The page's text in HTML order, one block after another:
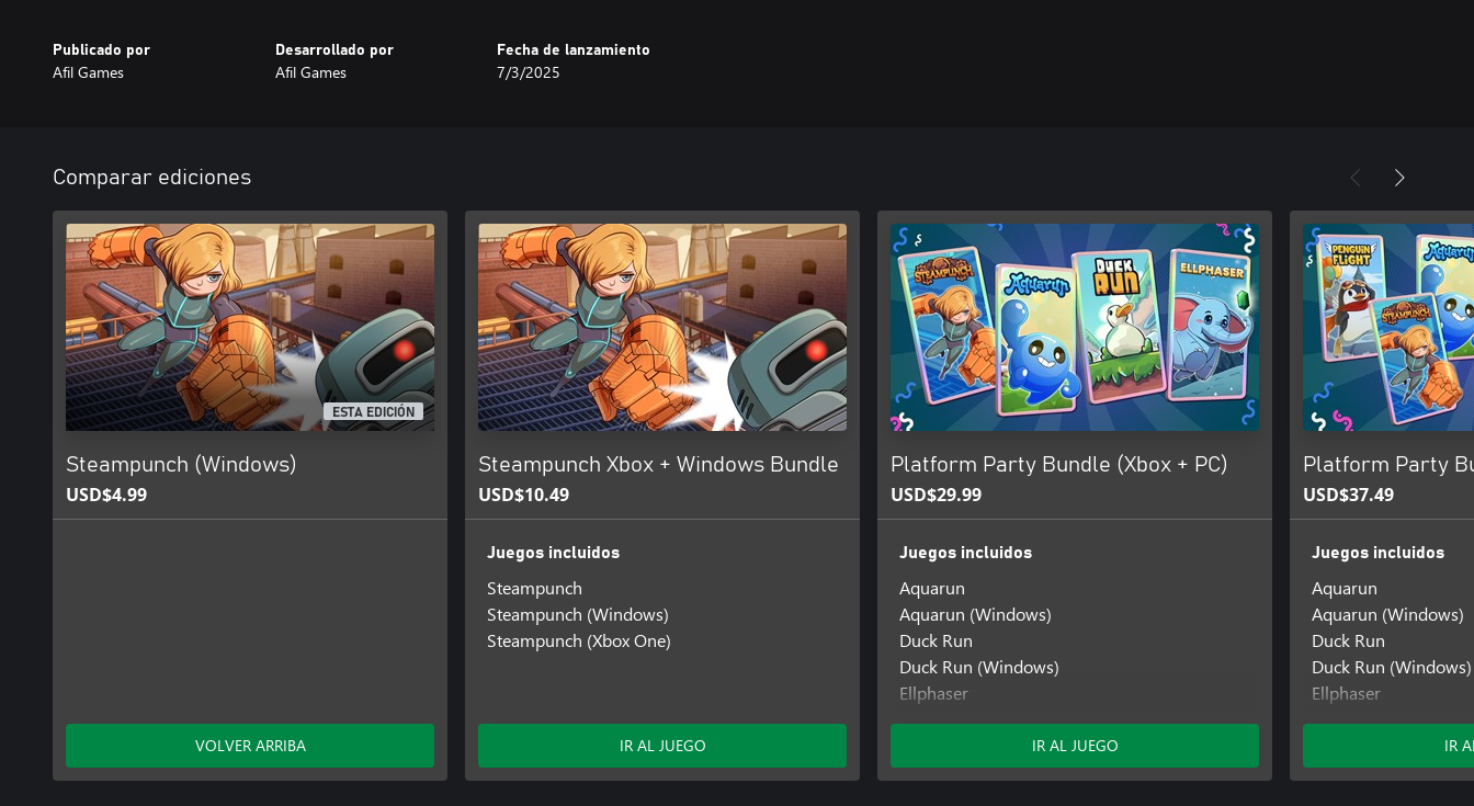
¿LISTO PARA EL DESAFÍO?
Publicado por
Afil Games
Desarrollado por
Afil Games
Fecha de lanzamiento
7/3/2025
Comparar ediciones
ESTA EDICIÓN
Steampunch (Windows)
USD$4.99
VOLVER ARRIBA
Steampunch Xbox + Windows Bundle
USD$10.49
Juegos incluidos
Steampunch
Steampunch (Windows)
Steampunch (Xbox One)
IR AL JUEGO
Platform Party Bundle (Xbox + PC)
USD$29.99
Juegos incluidos
Aquarun
Aquarun (Windows)
Duck Run
Duck Run (Windows)
Ellphaser
Ellphaser (Windows)
Ellphaser (Xbox One)
Steampunch
IR AL JUEGO
Platform Party
USD$37.49
Juegos incluidos
Aquarun
Aquarun (Windows)
Duck Run
Duck Run (Windows)
Ellphaser
Ellphaser (Windows)
Ellphaser (Xbox One)
Penguin Flight
IR